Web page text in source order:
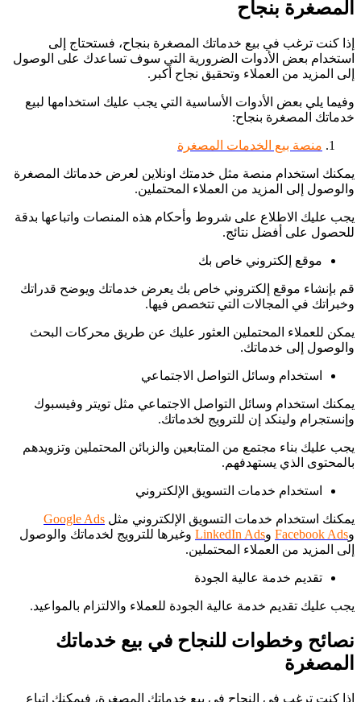
المصغرة بنجاح
إذا كنت ترغب في بيع خدماتك المصغرة بنجاح، فستحتاج إلى
استخدام بعض الأدوات الضرورية التي سوف تساعدك على الوصول
إلى المزيد من العملاء وتحقيق نجاح أكبر.
وفيما يلي بعض الأدوات الأساسية التي يجب عليك استخدامها لبيع
خدماتك المصغرة بنجاح:
منصة بيع الخدمات المصغرة
يمكنك استخدام منصة مثل خدمتك اونلاين لعرض خدماتك المصغرة
والوصول إلى المزيد من العملاء المحتملين.
يجب عليك الاطلاع على شروط وأحكام هذه المنصات واتباعها بدقة
للحصول على أفضل نتائج.
موقع إلكتروني خاص بك
قم بإنشاء موقع إلكتروني خاص بك يعرض خدماتك ويوضح قدراتك
وخبراتك في المجالات التي تتخصص فيها.
يمكن للعملاء المحتملين العثور عليك عن طريق محركات البحث
والوصول إلى خدماتك.
استخدام وسائل التواصل الاجتماعي
يمكنك استخدام وسائل التواصل الاجتماعي مثل تويتر وفيسبوك
وإنستجرام ولينكد إن للترويج لخدماتك.
يجب عليك بناء مجتمع من المتابعين والزبائن المحتملين وتزويدهم
بالمحتوى الذي يستهدفهم.
استخدام خدمات التسويق الإلكتروني
يمكنك استخدام خدمات التسويق الإلكتروني مثل Google Ads
وFacebook Ads وLinkedIn Ads وغيرها للترويج لخدماتك والوصول
إلى المزيد من العملاء المحتملين.
تقديم خدمة عالية الجودة
يجب عليك تقديم خدمة عالية الجودة للعملاء والالتزام بالمواعيد.
نصائح وخطوات للنجاح في بيع خدماتك
المصغرة
إذا كنت ترغب في النجاح في بيع خدماتك المصغرة، فيمكنك اتباع